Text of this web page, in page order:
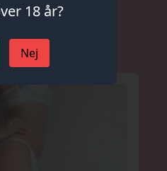
från denna
18 år?
Nej